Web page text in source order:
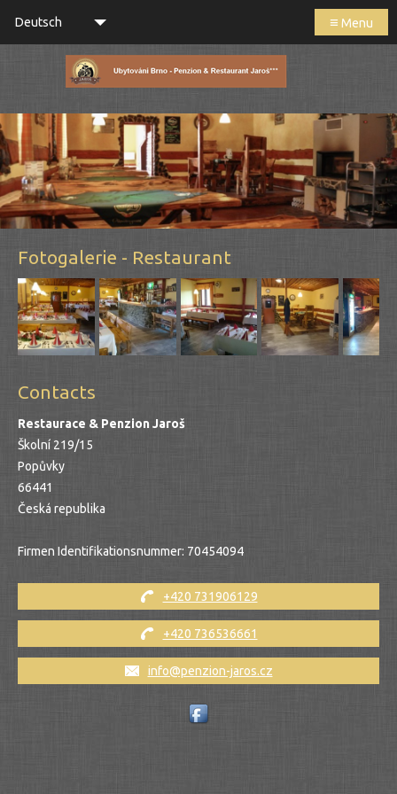
≡ Menu
Deutsch
Fotogalerie - Restaurant
Contacts
Restaurace & Penzion Jaroš
Školní 219/15
Popůvky
66441
Česká republika
Firmen Identifikationsnummer: 70454094
+420 731906129
+420 736536661
info@penzion-jaros.cz